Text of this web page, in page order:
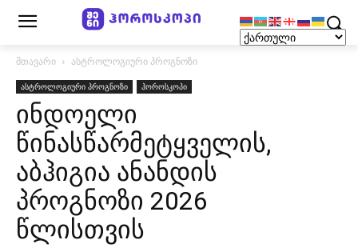
მთავარი ასტროლოგიური პროგნოზი
ასტროლოგიური პროგნოზი ჰოროსკოპი
ინდოელი
წინასწარმეტყველის,
აბჰიგია ანანდის
პროგნოზი 2026
წლისთვის